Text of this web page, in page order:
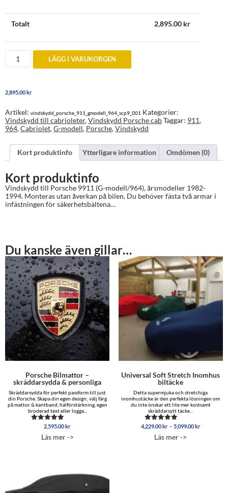
Totalt 2,895.00 kr
Vindskydd
enkelram
Porsche
modell
964)
år
1982-
1994
mängd
LÄGG I VARUKORGEN
2,895.00kr
Artikel: vindskydd_porsche_911_gmodell_964_scp9_001 Kategorier:
Vindskydd till cabrioleter,Vindskydd Porsche cabTaggar: 911,
964,Cabriolet,G-modell, Porsche,Vindskydd
Kort produktinfo Ytterligare information Omdömen (0)
Kort produktinfo
Vindskydd till Porsche 9911 (G-modell/964), årsmodeller 1982-
1994. Monteras utan åverkan på bilen. Du behöver fästa två armar i
infästningen för säkerhetsbältena…
Du kanske även gillar…
Porsche Bilmattor –
skräddarsydda & personliga
Skräddarsydda för perfekt passform till just
din Porsche. Skapa din egen design; välj färg
på mattor & kantband, hälförstärkning, egen
broderad text eller logga...
Betygsatt
av 5
2,595.00kr
Läs mer ->
Universal Soft Stretch Inomhus
biltäcke
Detta supermjuka och stretchiga
inomhustäcke är den perfekta lösningen om
du inte önskar ett lite mer kostsamt
skräddarsytt täcke...
Betygsatt
av 5
4,229.00kr – 5,099.00kr
Läs mer ->